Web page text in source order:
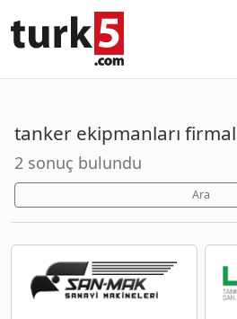
tanker ekipmanları
2 sonuç bulundu
Ara